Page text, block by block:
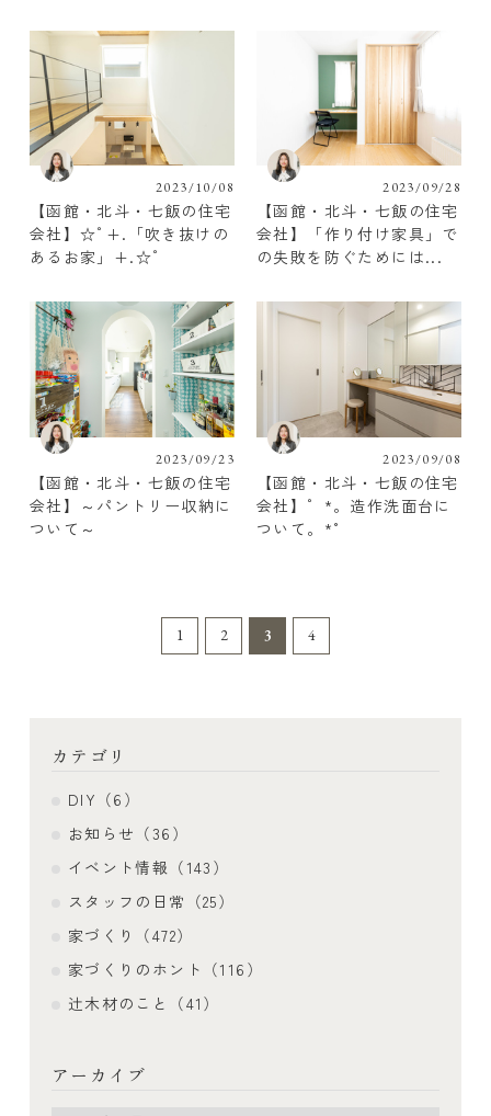
2023/10/08
【函館・北斗・七飯の住宅
会社】☆ﾟ+.「吹き抜けの
あるお家」+.☆゜
2023/09/28
【函館・北斗・七飯の住宅
会社】「作り付け家具」で
の失敗を防ぐためには...
2023/09/23
【函館・北斗・七飯の住宅
会社】～パントリー収納に
ついて～
2023/09/08
【函館・北斗・七飯の住宅
会社】゜*。造作洗面台に
ついて。*°
1 2 3 4
カテゴリ
DIY（6）
お知らせ（36）
イベント情報（143）
スタッフの日常（25）
家づくり（472）
家づくりのホント（116）
辻木材のこと（41）
アーカイブ